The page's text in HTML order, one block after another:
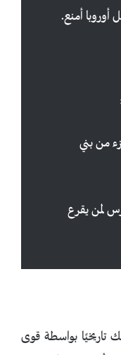
أوروبا أمنع.
من بني
لمن يقرع
بواسطة قوى